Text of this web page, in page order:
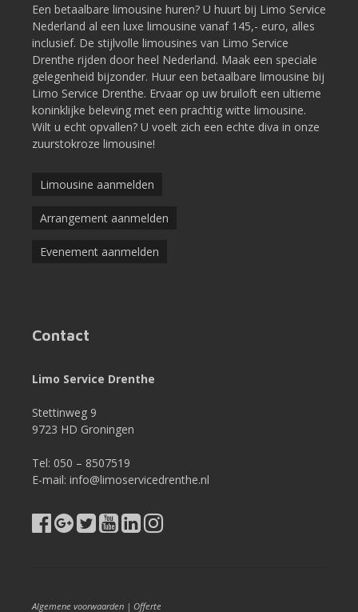
Een betaalbare limousine huren? U huurt bij Limo Service
Nederland al een luxe limousine vanaf 145,- euro, alles
inclusief. De stijlvolle limousines van Limo Service
Drenthe rijden door heel Nederland. Maak een speciale
gelegenheid bijzonder. Huur een betaalbare limousine bij
Limo Service Drenthe. Ervaar op uw bruiloft een ultieme
koninklijke beleving met een prachtig witte limousine.
Wilt u echt opvallen? U voelt zich een echte diva in onze
zuurstokroze limousine!
Limousine aanmelden
Arrangement aanmelden
Evenement aanmelden
Contact
Limo Service Drenthe
Stettinweg 9
9723 HD Groningen
Tel: 050 – 8507519
E-mail: info@limoservicedrenthe.nl
Algemene voorwaarden | Offerte